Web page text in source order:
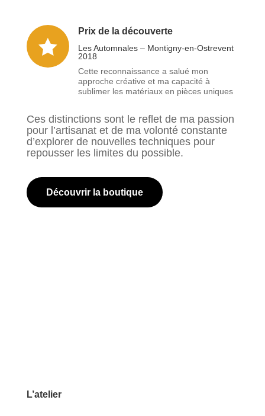

Prix de la découverte
Les Automnales – Montigny-en-Ostrevent
2018
Cette reconnaissance a salué mon
approche créative et ma capacité à
sublimer les matériaux en pièces uniques
Ces distinctions sont le reflet de ma passion
pour l’artisanat et de ma volonté constante
d’explorer de nouvelles techniques pour
repousser les limites du possible.
Découvrir la boutique
L’atelier